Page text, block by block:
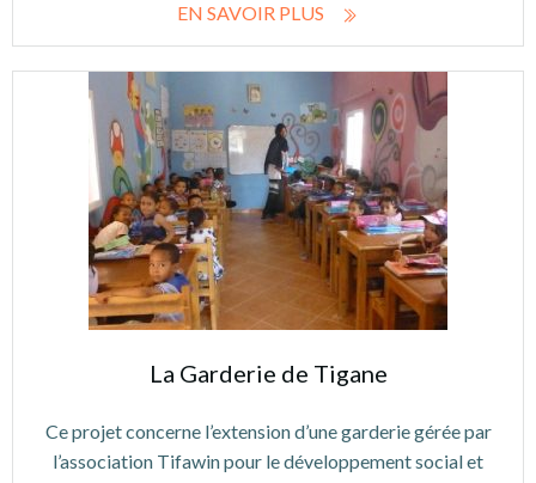
EN SAVOIR PLUS
La Garderie de Tigane
Ce projet concerne l’extension d’une garderie gérée par
l’association Tifawin pour le développement social et